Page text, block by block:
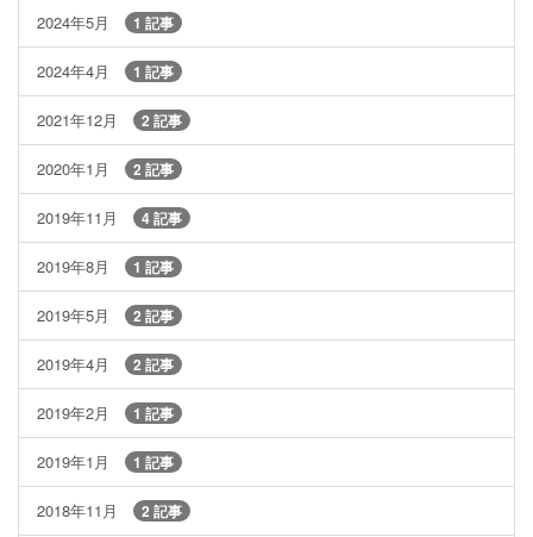
2024年5月 1 記事
2024年4月 1 記事
2021年12月 2 記事
2020年1月 2 記事
2019年11月 4 記事
2019年8月 1 記事
2019年5月 2 記事
2019年4月 2 記事
2019年2月 1 記事
2019年1月 1 記事
2018年11月 2 記事